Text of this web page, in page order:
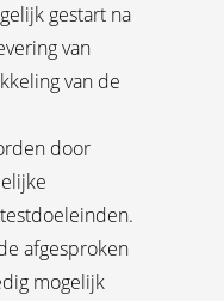
gestart na
van
van de
door
afgesproken
mogelijk